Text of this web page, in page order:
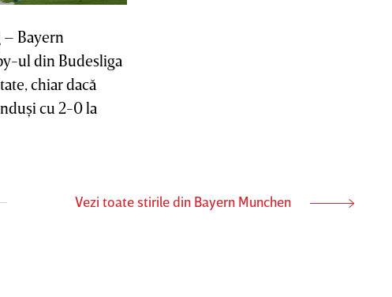
– Bayern
ul din Budesliga
chiar dacă
cu 2-0 la
Vezi toate stirile din Bayern Munchen